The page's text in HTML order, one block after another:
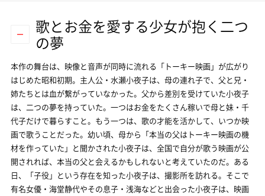
歌とお金を愛する少女が抱く二つ
の夢
本作の舞台は、映像と音声が同時に流れる「トーキー映画」が広がり
はじめた昭和初期。主人公・水瀬小夜子は、母の連れ子で、父と兄・
姉たちとは血が繋がっていなかった。父から差別を受けていた小夜子
は、二つの夢を持っていた。一つはお金をたくさん稼いで母と妹・千
代子だけで暮らすこと。もう一つは、歌の才能を活かして、いつか映
画で歌うことだった。幼い頃、母から「本当の父はトーキー映画の機
材を作っていた」と聞かされた小夜子は、全国で自分が歌う映画が公
開されれば、本当の父と会えるかもしれないと考えていたのだ。ある
日、「子役」という存在を知った小夜子は、撮影所を訪れる。そこで
有名女優・海堂静代やその息子・浅海などと出会った小夜子は、映画